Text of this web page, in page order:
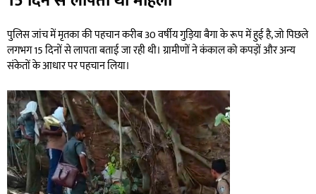
पुलिस जांच में मृतका की पहचान करीब 30 वर्षीय गुड़िया बैगा के रूप में हुई है, जो पिछले
लगभग 15 दिनों से लापता बताई जा रही थी। ग्रामीणों ने कंकाल को कपड़ों और अन्य
संकेतों के आधार पर पहचान लिया।